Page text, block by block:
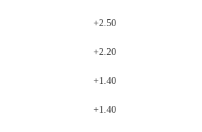
+2.50
+2.20
+1.40
+1.40